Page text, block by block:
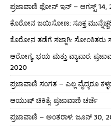
ಪ್ರಜಾವಾಣಿ ಫೋನ್ ಇನ್ – ಆಗಸ್ಟ್ 14,
ಕೊರೋನ ಜಯಿಸೋಣ: ಸೂಕ್ತ
ಕೊರೋನ ತಡೆಗೆ ಸಜ್ಜಾಗಿ: ಸೋಂಕಿತರು
ಆರೋಗ್ಯ, ಭಯ ಮತ್ತು ವ್ಯಾಪಾರ:
2020
ಪ್ರಜಾವಾಣಿ ಸಂಗತ – ಎಲ್ಲ ವೈದ್ಯರೂ
ಆಯುಷ್ ಚಿಕಿತ್ಸೆ: ಪ್ರಜಾವಾಣಿ ಚರ್ಚೆ
ಪ್ರಜಾವಾಣಿ – ಅಂತರಾಳ: ಜೂನ್ 30,